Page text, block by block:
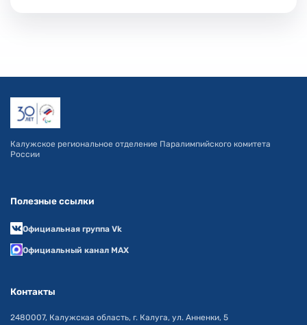
Калужское региональное отделение Паралимпийского комитета
России
Полезные ссылки
Официальная группа Vk
Официальный канал MAX
Контакты
2480007, Калужская область, г. Калуга, ул. Анненки, 5